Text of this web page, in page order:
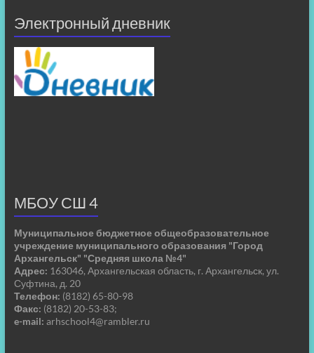
Электронный дневник
МБОУ СШ 4
Муниципальное бюджетное общеобразовательное
учреждение муниципального образования "Город
Архангельск" "Средняя школа №4"
Адрес: 163046, Архангельская область, г. Архангельск, ул.
Суфтина, д. 20
Телефон: (8182) 65-80-98
Факс: (8182) 20-53-83;
e-mail: arhschool4@rambler.ru